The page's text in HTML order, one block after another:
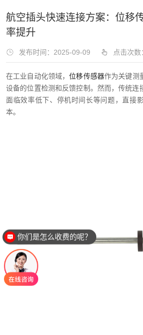
航空插头快速连接方案：位移
率提升
发布时间：2025-09-09 点击次数
在工业自动化领域，位移传感器作为关键测
设备的位置检测和反馈控制。然而，传统连
面临效率低下、停机时间长等问题，直接
本。
你们是怎么收费的呢？